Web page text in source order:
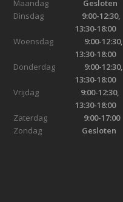
Maandag Gesloten
Dinsdag 9:00-12:30,
13:30-18:00
Woensdag
9:00-12:30,
13:30-18:00
Donderdag 9:00-12:30,
13:30-18:00
Vrijdag 9:00-12:30,
13:30-18:00
Zaterdag 9:00-17:00
Zondag Gesloten